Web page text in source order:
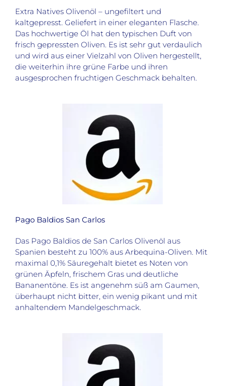
Extra Natives Olivenöl – ungefiltert und
kaltgepresst. Geliefert in einer eleganten Flasche.
Das hochwertige Öl hat den typischen Duft von
frisch gepressten Oliven. Es ist sehr gut verdaulich
und wird aus einer Vielzahl von Oliven hergestellt,
die weiterhin ihre grüne Farbe und ihren
ausgesprochen fruchtigen Geschmack behalten.
Pago Baldios San Carlos
Das Pago Baldios de San Carlos Olivenöl aus
Spanien besteht zu 100% aus Arbequina-Oliven. Mit
maximal 0,1% Säuregehalt bietet es Noten von
grünen Äpfeln, frischem Gras und deutliche
Bananentöne. Es ist angenehm süß am Gaumen,
überhaupt nicht bitter, ein wenig pikant und mit
anhaltendem Mandelgeschmack.